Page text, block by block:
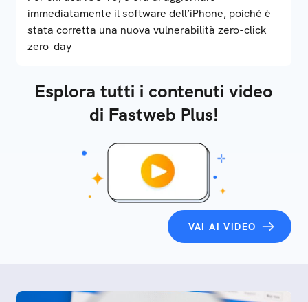
immediatamente il software dell’iPhone, poiché è
stata corretta una nuova vulnerabilità zero-click
zero-day
Esplora tutti i contenuti video
di Fastweb Plus!
VAI AI VIDEO